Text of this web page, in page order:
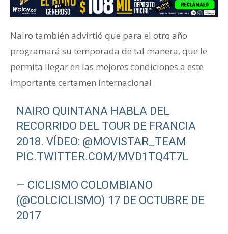
Nairo también advirtió que para el otro año
programará su temporada de tal manera, que le
permita llegar en las mejores condiciones a este
importante certamen internacional.
NAIRO QUINTANA HABLA DEL
RECORRIDO DEL TOUR DE FRANCIA
2018. VÍDEO: @MOVISTAR_TEAM
PIC.TWITTER.COM/MVD1TQ4T7L
— CICLISMO COLOMBIANO
(@COLCICLISMO) 17 DE OCTUBRE DE
2017